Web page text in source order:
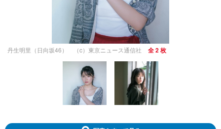
丹生明里（日向坂46） （c）東京ニュース通信社 全 2 枚